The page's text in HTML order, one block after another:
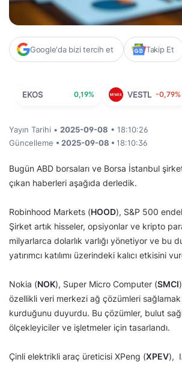
Google'da bizi tercih et Takip Et
EKOS 0,19% VESTL -0,79%
Yayın Tarihi • 2025-09-08 • 18:10:26
Güncelleme • 2025-09-08 • 18:10:36
Bugün ABD borsaları ve Borsa İstanbul
çıkan haberleri aşağıda derledik.
Robinhood Markets (HOOD), S&P 500
Şirket artık hisseler, opsiyonlar ve kripto
milyarlarca dolarlık varlığı yönetiyor ve bu
yatırımcı katılımı üzerindeki kalıcı etkisini
Nokia (NOK), Super Micro Computer (SMCI
özellikli veri merkezi ağ çözümleri sağlamak
kurduğunu duyurdu. Bu çözümler, bulut
ölçekleyiciler ve işletmeler için tasarlandı.
Çinli elektrikli araç üreticisi XPeng (XPEV),